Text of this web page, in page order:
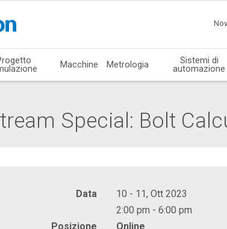
Macchine Metrologia Sistemi di
automazione
Special: Bolt
Data
10 - 11, Ott 2023
2:00 pm - 6:00 pm
Posizione
Online